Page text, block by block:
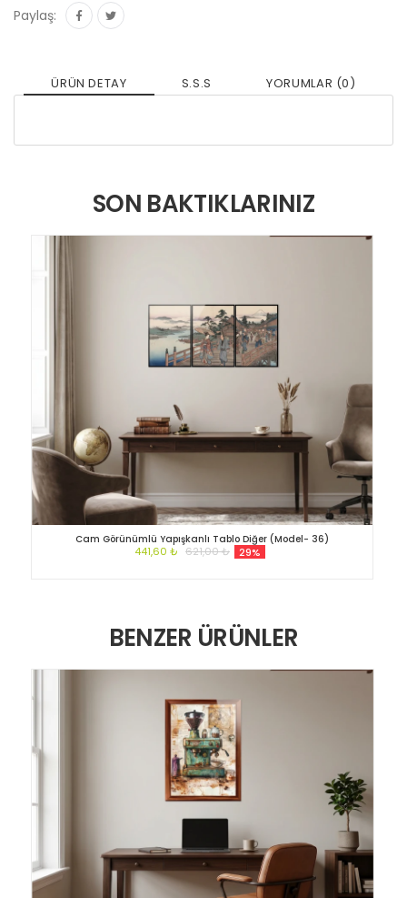
Paylaş:
ÜRÜN DETAY S.S.S YORUMLAR (0)
SON BAKTIKLARINIZ
Cam Görünümlü Yapışkanlı Tablo Diğer (Model- 36)
441,60 ₺ 621,00 ₺ 29%
BENZER ÜRÜNLER